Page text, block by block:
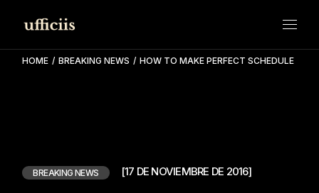
HOME BREAKING NEWS HOW TO MAKE PERFECT SCHEDULE
BREAKING NEWS [17 DE NOVIEMBRE DE 2016]